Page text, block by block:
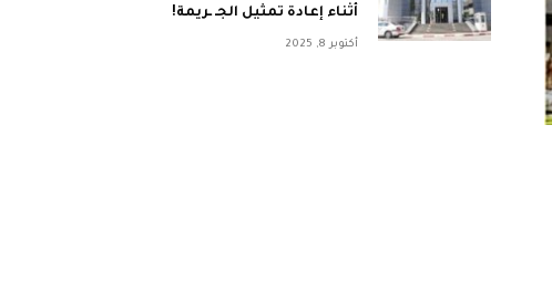
أثناء إعادة تمثيل الجـ ـريمة!
أكتوبر 8, 2025